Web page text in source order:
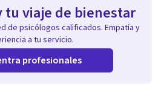
tu viaje de bienestar
de psicólogos calificados. Empatía y
a tu servicio.
profesionales